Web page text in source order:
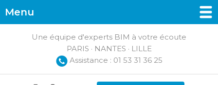
Une équipe d'experts BIM à votre écoute
PARIS · NANTES · LILLE
Assistance : 01 53 31 36 25
Menu